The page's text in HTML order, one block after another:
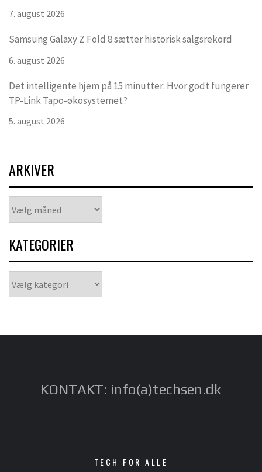
7. august 2026
Samsung Galaxy Z Fold 8 sætter historisk salgsrekord
6. august 2026
Det intelligente hjem på 15 minutter: Hvor godt fungerer
TP-Link Tapo-økosystemet?
5. august 2026
ARKIVER
KATEGORIER
KONTAKT: info(a)techsen.dk
TECH FOR ALLE